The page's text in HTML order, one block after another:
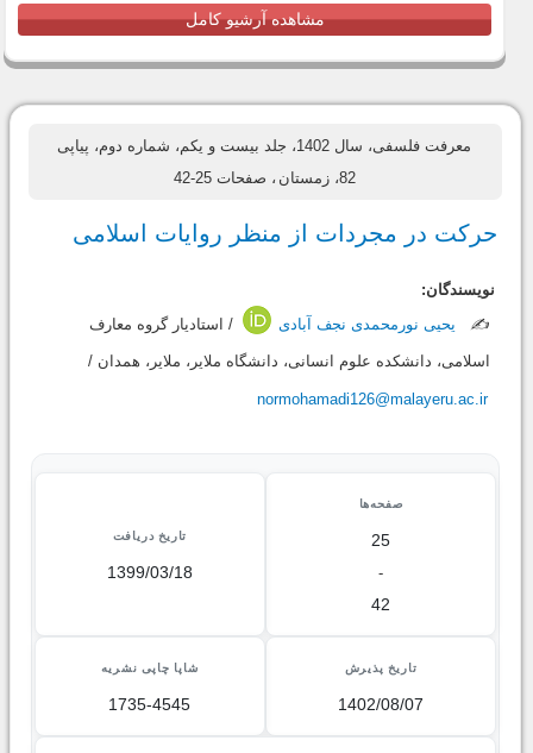
مشاهده آرشیو کامل
معرفت فلسفی، سال 1402، جلد بیست و یکم، شماره دوم، پیاپی
82، زمستان
، صفحات 25-42
حرکت در مجردات از منظر روایات اسلامی
نویسندگان:
✍️
یحیی نورمحمدی نجف آبادی / استادیار گروه معارف
اسلامی، دانشکده علوم انسانی، دانشگاه ملایر، ملایر، همدان /
normohamadi126@malayeru.ac.ir
صفحه‌ها
25
-
42
تاریخ دریافت
1399/03/18
تاریخ پذیرش
1402/08/07
شاپا چاپی نشریه
1735-4545